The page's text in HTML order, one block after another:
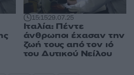
15:1529.07.25
Ιταλία: Πέντε
άνθρωποι έχασαν την
ζωή τους από τον ιό
του Δυτικού Νείλου